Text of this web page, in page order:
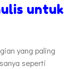
untuk
yang paling
seperti